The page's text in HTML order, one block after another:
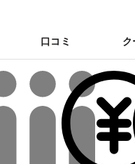
口コミ ク